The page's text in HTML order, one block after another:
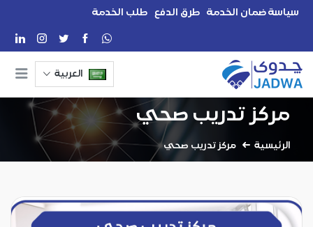
سياسة ضمان الخدمة طرق الدفع طلب الخدمة
العربية
مركز تدريب صحي
الرئيسية مركز تدريب صحي